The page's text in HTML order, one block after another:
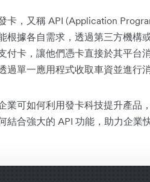
卡，又稱 API (Application
根據各自需求，透過第三方機構
付卡，讓他們憑卡直接於其平台
過單一應用程式收取車資並進行消
業可如何利用發卡科技提升產品
結合強大的 API 功能，助力企業